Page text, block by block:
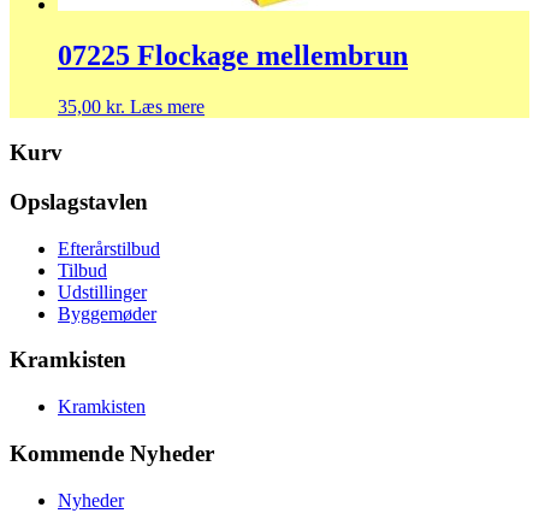
07225 Flockage mellembrun
35,00 kr. Læs mere
Kurv
Opslagstavlen
Efterårstilbud
Tilbud
Udstillinger
Byggemøder
Kramkisten
Kramkisten
Kommende Nyheder
Nyheder